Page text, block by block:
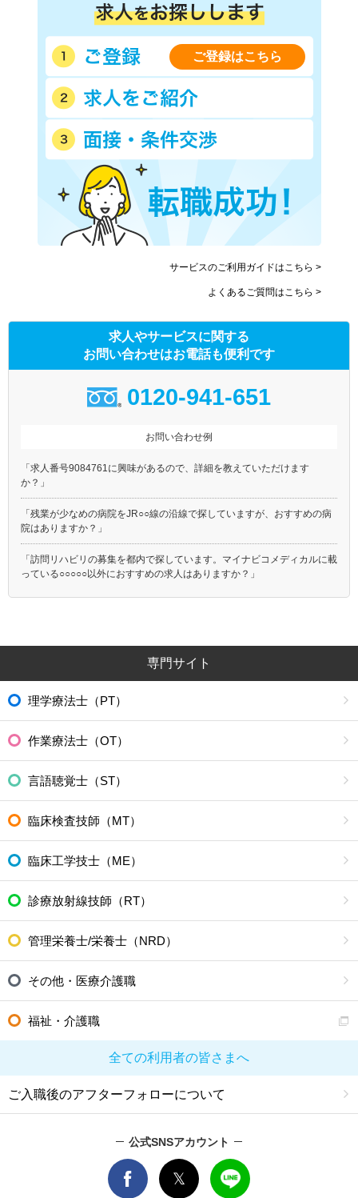
ご登録はこちら
サービスのご利用ガイドはこちら >
よくあるご質問はこちら >
求人やサービスに関する
お問い合わせはお電話も便利です
0120-941-651
お問い合わせ例
「求人番号9084761に興味があるので、詳細を教えていただけます
か？」
「残業が少なめの病院をJR○○線の沿線で探していますが、おすすめの病
院はありますか？」
「訪問リハビリの募集を都内で探しています。マイナビコメディカルに載
っている○○○○○以外におすすめの求人はありますか？」
専門サイト
理学療法士（PT）
作業療法士（OT）
言語聴覚士（ST）
臨床検査技師（MT）
臨床工学技士（ME）
診療放射線技師（RT）
管理栄養士/栄養士（NRD）
その他・医療介護職
福祉・介護職
全ての利用者の皆さまへ
ご入職後のアフターフォローについて
公式SNSアカウント